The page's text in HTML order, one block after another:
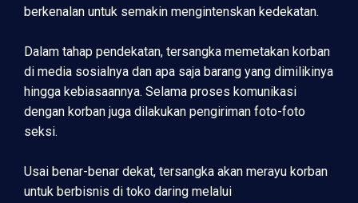
berkenalan untuk semakin mengintenskan kedekatan.
Dalam tahap pendekatan, tersangka memetakan korban
di media sosialnya dan apa saja barang yang dimilikinya
hingga kebiasaannya. Selama proses komunikasi
dengan korban juga dilakukan pengiriman foto-foto
seksi.
Usai benar-benar dekat, tersangka akan merayu korban
untuk berbisnis di toko daring melalui